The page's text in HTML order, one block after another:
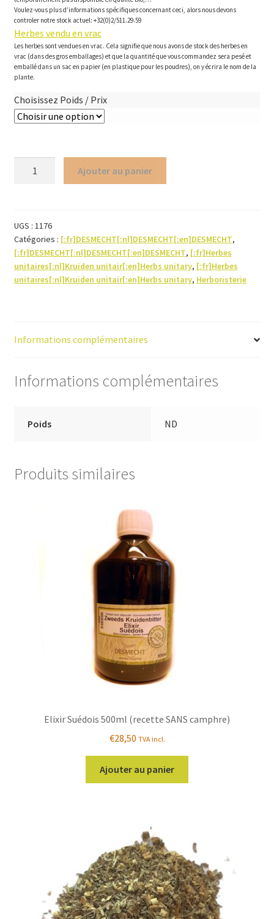
Voulez-vous plus d’informations spécifiques concernant ceci, alors nous devons
controler notre stock actuel: +32(0)2/511.29.59
Herbes vendu en vrac
Les herbes sont vendues en vrac. Cela signifie que nous avons de stock des herbes en
vrac (dans des gros emballages) et que la quantité que vous commandez sera pesé et
emballé dans un sac en papier (en plastique pour les poudres), on y écrira le nom de la
plante.
Choisissez Poids / Prix
(semence)
Ajouter au panier
UGS : 1176
Catégories : [:fr]DESMECHT[:nl]DESMECHT[:en]DESMECHT,
[:fr]DESMECHT[:nl]DESMECHT[:en]DESMECHT, [:fr]Herbes
unitaires[:nl]Kruiden unitair[:en]Herbs unitary, [:fr]Herbes
unitaires[:nl]Kruiden unitair[:en]Herbs unitary, Herboristerie
Informations complémentaires
Informations complémentaires
Poids ND
Produits similaires
Elixir Suédois 500ml (recette SANS camphre)
€28,50 TVA incl.
Ajouter au panier